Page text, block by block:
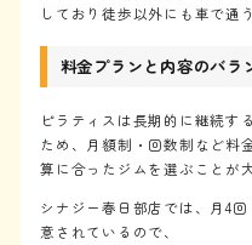
しており徒歩以外にも車で通
料金プランと内容のバラ
ピラティスは長期的に継続す
ため、月額制・回数制など料
算に合ったジムを選ぶことが
シナジー春日部店では、月4
意されているので、